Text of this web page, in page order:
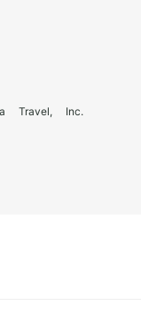
Travel, Inc.